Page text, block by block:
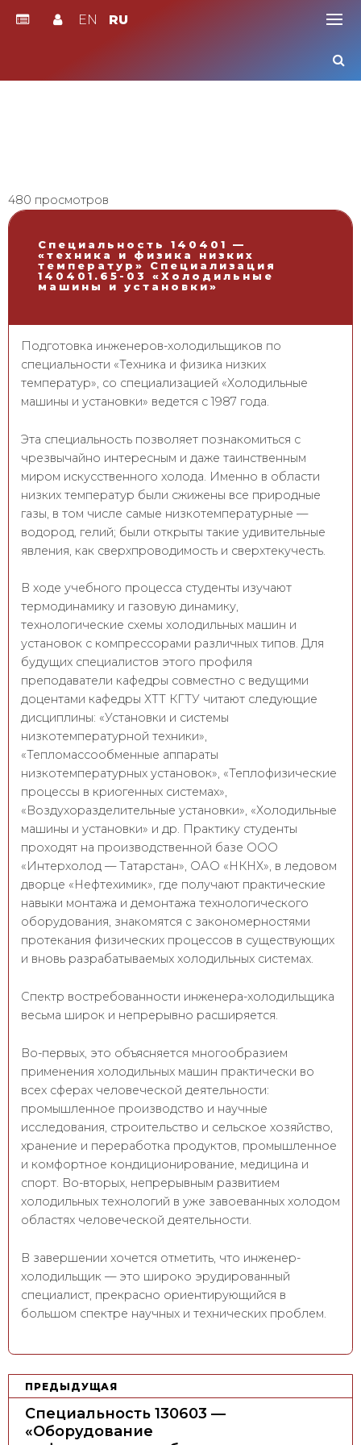
EN RU
480 просмотров
Специальность 140401 —
«техника и физика низких
температур» Специализация
140401.65-03 «Холодильные
машины и установки»
Подготовка инженеров-холодильщиков по
специальности «Техника и физика низких
температур», со специализацией «Холодильные
машины и установки» ведется с 1987 года.
Эта специальность позволяет познакомиться с
чрезвычайно интересным и даже таинственным
миром искусственного холода. Именно в области
низких температур были сжижены все природные
газы, в том числе самые низкотемпературные —
водород, гелий; были открыты такие удивительные
явления, как сверхпроводимость и сверхтекучесть.
В ходе учебного процесса студенты изучают
термодинамику и газовую динамику,
технологические схемы холодильных машин и
установок с компрессорами различных типов. Для
будущих специалистов этого профиля
преподаватели кафедры совместно с ведущими
доцентами кафедры ХТТ КГТУ читают следующие
дисциплины: «Установки и системы
низкотемпературной техники»,
«Тепломассообменные аппараты
низкотемпературных установок», «Теплофизические
процессы в криогенных системах»,
«Воздухоразделительные установки», «Холодильные
машины и установки» и др. Практику студенты
проходят на производственной базе ООО
«Интерхолод — Татарстан», ОАО «НКНХ», в ледовом
дворце «Нефтехимик», где получают практические
навыки монтажа и демонтажа технологического
оборудования, знакомятся с закономерностями
протекания физических процессов в существующих
и вновь разрабатываемых холодильных системах.
Спектр востребованности инженера-холодильщика
весьма широк и непрерывно расширяется.
Во-первых, это объясняется многообразием
применения холодильных машин практически во
всех сферах человеческой деятельности:
промышленное производство и научные
исследования, строительство и сельское хозяйство,
хранение и переработка продуктов, промышленное
и комфортное кондиционирование, медицина и
спорт. Во-вторых, непрерывным развитием
холодильных технологий в уже завоеванных холодом
областях человеческой деятельности.
В завершении хочется отметить, что инженер-
холодильщик — это широко эрудированный
специалист, прекрасно ориентирующийся в
большом спектре научных и технических проблем.
НПРЕДЫДУЩАЯ
Специальность 130603 —
«Оборудование